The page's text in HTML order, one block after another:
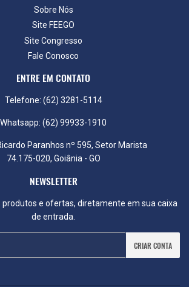
Sobre Nós
Site FEEGO
Site Congresso
Fale Conosco
ENTRE EM CONTATO
Telefone: (62) 3281-5114
Whatsapp: (62) 99933-1910
Paranhos nº 595, Setor Marista
74.175-020, Goiânia - GO
NEWSLETTER
produtos e ofertas, diretamente em sua caixa
de entrada.
CRIAR CONTA